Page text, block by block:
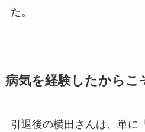
た。
病気を経験したからこ
引退後の横田さんは、単に